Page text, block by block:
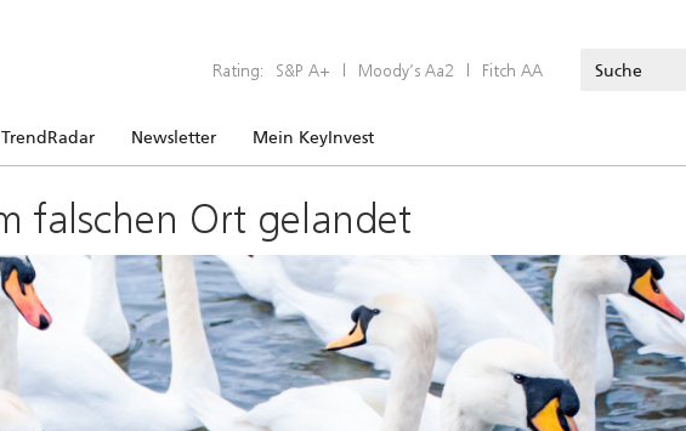
Rating: S&P A+ | Moody’s Aa2 | Fitch AA
TrendRadar Newsletter Mein KeyInvest
falschen Ort gelandet